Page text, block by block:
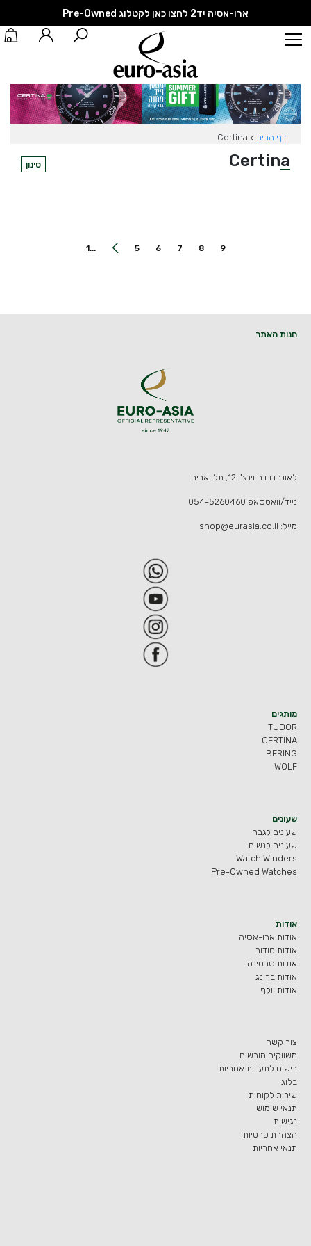
ארו-אסיה יד2 לחצו כאן לקטלוג Pre-Owned
0
דף הבית >
Certina סינון
9
8
7
6
5
...1
חנות האתר
לאונרדו דה וינצ'י 12, תל-אביב
נייד/וואטסאפ 054-5260460
מייל: shop@eurasia.co.il
מותגים
TUDOR
CERTINA
BERING
WOLF
שעונים
שעונים לגבר
שעונים לנשים
Watch Winders
Pre-Owned Watches
אודות
אודות ארו-אסיה
אודות טודור
אודות סרטינה
אודות ברינג
אודות וולף
צור קשר
משווקים מורשים
רישום לתעודת אחריות
בלוג
שירות לקוחות
תנאי שימוש
נגישות
הצהרת פרטיות
תנאי אחריות